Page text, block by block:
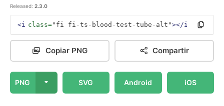
Released: 2.3.0
<i class="fi fi-ts-blood-test-tube-alt"></i>
Copiar PNG Compartir
PNG SVG Android iOS